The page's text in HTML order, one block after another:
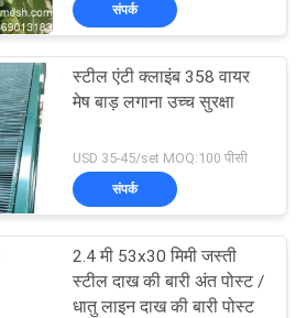
तार जाल
639
संपर्क
स्टील एंटी क्लाइंब 358 वायर
मेष बाड़ लगाना उच्च सुरक्षा
USD 35-45/set MOQ:100 पीसी
संपर्क
2.4 मी 53x30 मिमी जस्ती
स्टील दाख की बारी अंत पोस्ट /
धातु लाइन दाख की बारी पोस्ट